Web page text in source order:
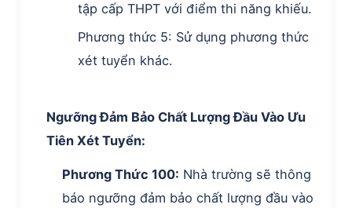
tập cấp THPT với điểm thi năng khiếu.
Phương thức 5: Sử dụng phương thức
xét tuyển khác.
Ngưỡng Đảm Bảo Chất Lượng Đầu Vào Ưu
Tiên Xét Tuyển:
Phương Thức 100: Nhà trường sẽ thông
báo ngưỡng đảm bảo chất lượng đầu vào